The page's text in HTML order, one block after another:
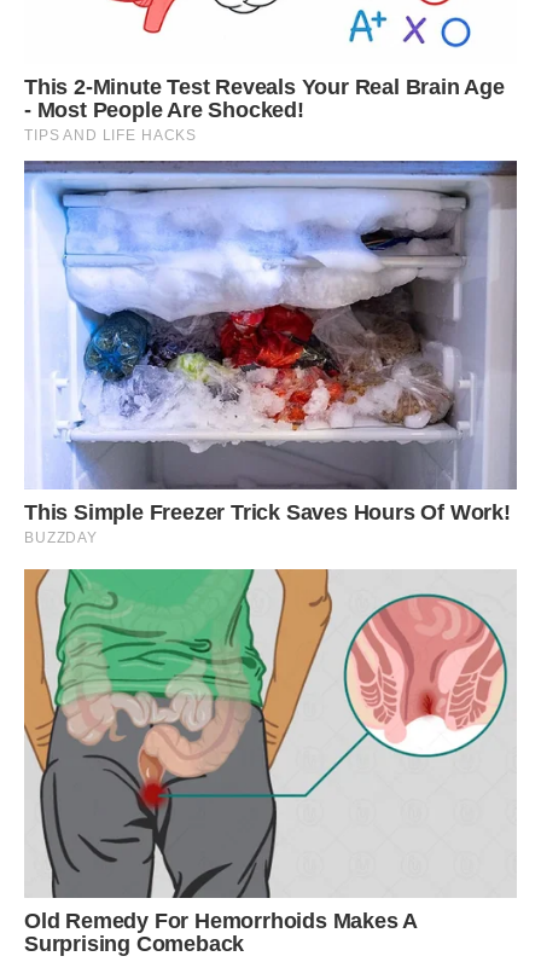
все-таки людина, ось і я піддалася. “Тільки подивлюся, і
торгового центру.
І я стійко слідувала даній собі обіцянці, поки не побачила
її – неймовірно бузкову блузку. Піти, не примірявши цю
стовідсотково мою річ, я не могла. А тут ще Марічка
розсипалася в захоплених вигуках: “Супер! Сидить як
влита! Так класно гармонує за кольором з твоїм
піджаком!”, а потім зробила “контрольний”: – Хочеш,
позичу на неї грошей?
– А що я скажу чоловікові?
– Подумаєш, проблема! Скажи, що в секонді купила за
три копійки – я завжди так роблю.
– А віддавати з чого?